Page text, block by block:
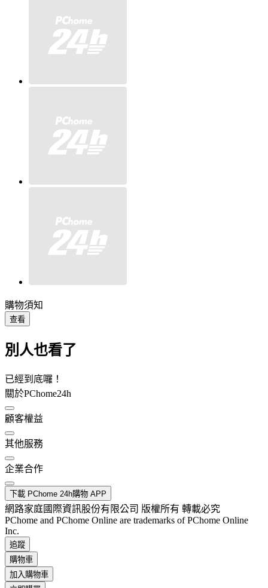
購物須知
查看
別人也看了
已經到底囉！
關於PChome24h
顧客權益
其他服務
企業合作
下載 PChome 24h購物 APP
網路家庭國際資訊股份有限公司 版權所有 轉載必究
PChome and PChome Online are trademarks of PChome Online
Inc.
追蹤
購物車
加入購物車